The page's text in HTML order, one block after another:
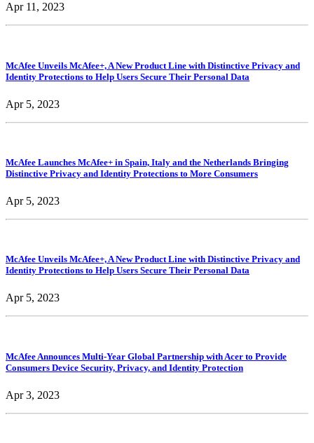
Apr 11, 2023
McAfee Unveils McAfee+, A New Product Line with Distinctive Privacy and
Identity Protections to Help Users Secure Their Personal Data
Apr 5, 2023
McAfee Launches McAfee+ in Spain, Italy and the Netherlands Bringing
Distinctive Privacy and Identity Protections to More Consumers
Apr 5, 2023
McAfee Unveils McAfee+, A New Product Line with Distinctive Privacy and
Identity Protections to Help Users Secure Their Personal Data
Apr 5, 2023
McAfee Announces Multi-Year Global Partnership with Acer to Provide
Consumers Device Security, Privacy, and Identity Protection
Apr 3, 2023